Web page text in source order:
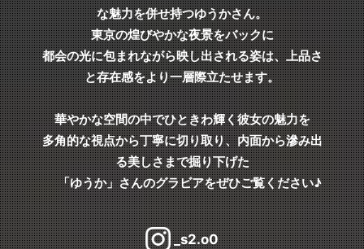
な魅力を併せ持つゆうかさん。
東京の煌びやかな夜景をバックに
都会の光に包まれながら映し出される姿は、上品さ
と存在感をより一層際立たせます。
華やかな空間の中でひときわ輝く彼女の魅力を
多角的な視点から丁寧に切り取り、内面から滲み出
る美しさまで掘り下げた
「ゆうか」さんのグラビアをぜひご覧ください♪
_s2.o0